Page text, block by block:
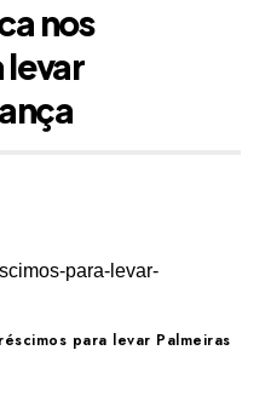
nos
levar
para levar Palmeiras